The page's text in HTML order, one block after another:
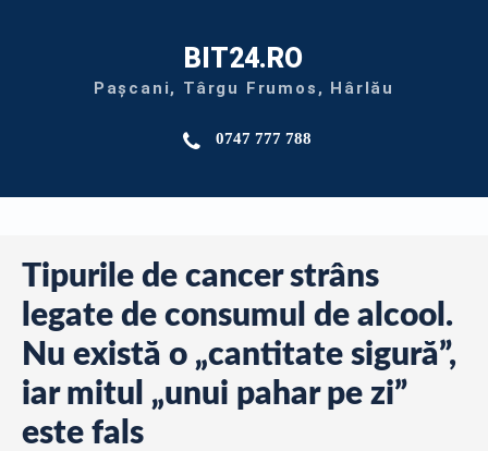
BIT24.RO
Pașcani, Târgu Frumos, Hârlău
0747 777 788
Tipurile de cancer strâns
legate de consumul de alcool.
Nu există o „cantitate sigură”,
iar mitul „unui pahar pe zi”
este fals